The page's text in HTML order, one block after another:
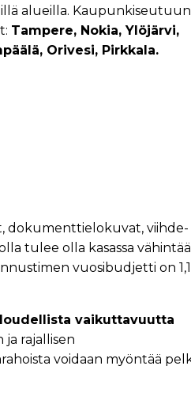
alueilla. Kaupunkiseutuun
Tampere, Nokia, Ylöjärvi,
Orivesi, Pirkkala.
dokumenttielokuvat, viihde-
tulee olla kasassa
vuosibudjetti on 1,1
vaikuttavuutta
rajallisen
voidaan myöntää